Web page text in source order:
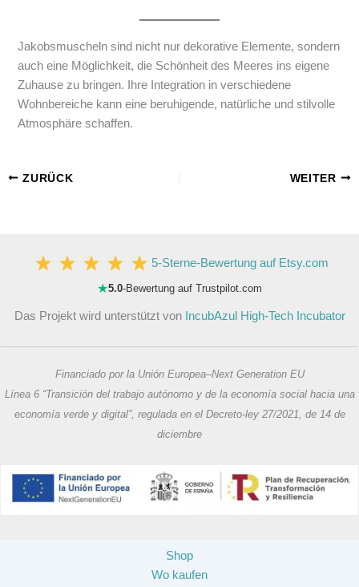
Jakobsmuscheln sind nicht nur dekorative Elemente, sondern
auch eine Möglichkeit, die Schönheit des Meeres ins eigene
Zuhause zu bringen. Ihre Integration in verschiedene
Wohnbereiche kann eine beruhigende, natürliche und stilvolle
Atmosphäre schaffen.
ZURÜCK WEITER
5-Sterne-Bewertung auf Etsy.com
★5.0-Bewertung auf Trustpilot.com
Das Projekt wird unterstützt von IncubAzul High-Tech Incubator
Financiado por la Unión Europea–Next Generation EU
Línea 6 “Transición del trabajo autónomo y de la economía social hacia una
economía verde y digital”, regulada en el Decreto-ley 27/2021, de 14 de
diciembre
Shop
Wo kaufen